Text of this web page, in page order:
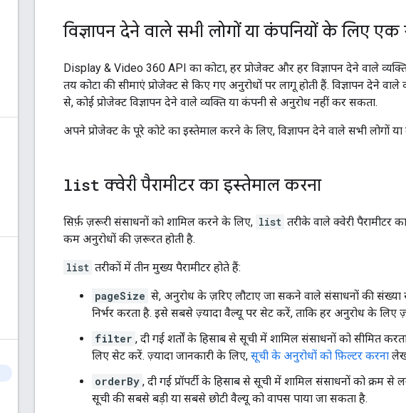
विज्ञापन देने वाले सभी लोगों या कंपनियों के लिए
Display & Video 360 API का कोटा, हर प्रोजेक्ट और हर विज्ञापन देने वाले
तय कोटा की सीमाएं प्रोजेक्ट से किए गए अनुरोधों पर लागू होती हैं. विज्ञापन देने
से, कोई प्रोजेक्ट विज्ञापन देने वाले व्यक्ति या कंपनी से अनुरोध नहीं कर सकता.
अपने प्रोजेक्ट के पूरे कोटे का इस्तेमाल करने के लिए, विज्ञापन देने वाले सभी लोगों
list क्वेरी पैरामीटर का इस्तेमाल करना
सिर्फ़ ज़रूरी संसाधनों को शामिल करने के लिए, list तरीके वाले क्वेरी
कम अनुरोधों की ज़रूरत होती है.
list तरीकों में तीन मुख्य पैरामीटर होते हैं:
pageSize से, अनुरोध के ज़रिए लौटाए जा सकने वाले संसाधनों की संख्या
निर्भर करता है. इसे सबसे ज़्यादा वैल्यू पर सेट करें, ताकि हर अनुरोध के लिए
filter , दी गई शर्तों के हिसाब से सूची में शामिल संसाधनों को सीमित
लिए सेट करें. ज़्यादा जानकारी के लिए, सूची के अनुरोधों को फ़िल्टर करना
orderBy , दी गई प्रॉपर्टी के हिसाब से सूची में शामिल संसाधनों को
सूची की सबसे बड़ी या सबसे छोटी वैल्यू को वापस पाया जा सकता है.